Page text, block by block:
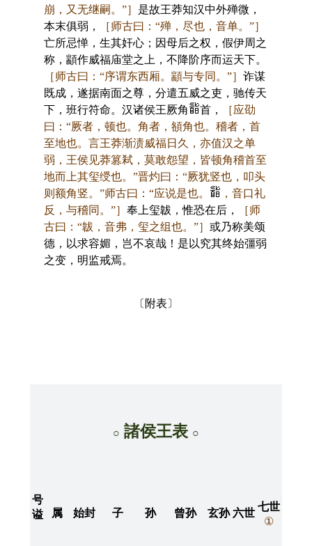
崩，又无继嗣。”］ 是故王莽知汉中外殚微，
本末俱弱，
［师古曰：“殚，尽也，音单。”］
亡所忌惮，生其奸心；因母后之权，假伊周之
称，顓作威福庙堂之上，不降阶序而运天下。
［师古曰：“序谓东西厢。顓与专同。”］ 诈谋
既成，遂据南面之尊，分遣五威之吏，驰传天
下，班行符命。汉诸侯王厥角
首，
［应劭
曰：“厥者，顿也。角者，頟角也。稽者，首
至地也。言王莽渐渍威福日久，亦值汉之单
弱，王侯见莽篡弒，莫敢怨望，皆顿角稽首至
地而上其玺绶也。”晋灼曰：“厥犹竖也，叩头
则额角竖。”师古曰：“应说是也。
，音口礼
反，与稽同。”］ 奉上玺韍，惟恐在后，
［师
古曰：“韍，音弗，玺之组也。”］ 或乃称美颂
德，以求容媚，岂不哀哉！是以究其终始彊弱
之变，明监戒焉。
〔附表〕
○ 諸侯王表 ○
号
谥
属 始封 子 孙 曾孙 玄孙 六世
七世
①